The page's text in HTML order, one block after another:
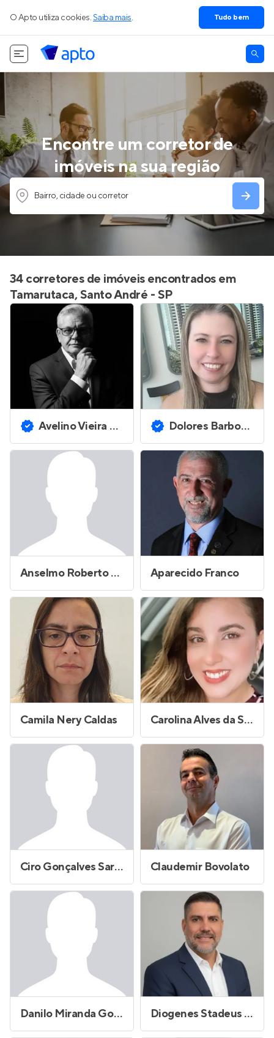
O Apto utiliza cookies. Saiba mais. Tudo bem
Encontre um corretor de
imóveis na sua região
Bairro, cidade ou corretor
34 corretores de imóveis encontrados em
Tamarutaca, Santo André - SP
Avelino Vieira Ferreira Dolores Barbosa da Silva Zukovski
Anselmo Roberto Fereira Aparecido Franco
Camila Nery Caldas Carolina Alves da Silva Andrade
Ciro Gonçalves Sarrea Claudemir Bovolato
Danilo Miranda Gomes Diogenes Stadeus Andrade